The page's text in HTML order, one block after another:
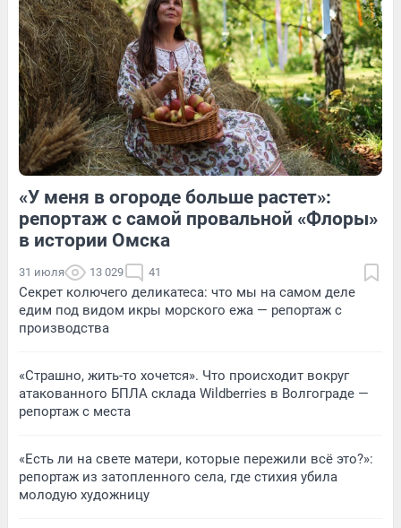
Обсудить 2 Обсудить
13 Обсудить 4 Обсудить
«У меня в огороде больше растет»:
репортаж с самой провальной «Флоры»
в истории Омска
31 июля 13 029 41
Секрет колючего деликатеса: что мы на самом деле
едим под видом икры морского ежа — репортаж с
производства
«Страшно, жить-то хочется». Что происходит вокруг
атакованного БПЛА склада Wildberries в Волгограде —
репортаж с места
«Есть ли на свете матери, которые пережили всё это?»:
репортаж из затопленного села, где стихия убила
молодую художницу